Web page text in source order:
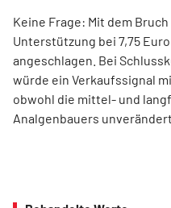
Keine Frage: Mit dem
Unterstützung bei 7,75
angeschlagen. Bei
würde ein Verkaufssignal
obwohl die mittel- und
Analgenbauers